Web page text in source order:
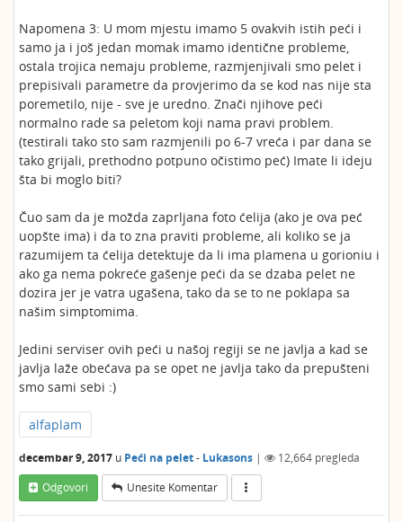
Napomena 3: U mom mjestu imamo 5 ovakvih istih peći i
samo ja i još jedan momak imamo identične probleme,
ostala trojica nemaju probleme, razmjenjivali smo pelet i
prepisivali parametre da provjerimo da se kod nas nije sta
poremetilo, nije - sve je uredno. Znači njihove peći
normalno rade sa peletom koji nama pravi problem.
(testirali tako sto sam razmjenili po 6-7 vreća i par dana se
tako grijali, prethodno potpuno očistimo peć) Imate li ideju
šta bi moglo biti?
Čuo sam da je možda zaprljana foto ćelija (ako je ova peć
uopšte ima) i da to zna praviti probleme, ali koliko se ja
razumijem ta ćelija detektuje da li ima plamena u gorioniu i
ako ga nema pokreće gašenje peći da se dzaba pelet ne
dozira jer je vatra ugašena, tako da se to ne poklapa sa
našim simptomima.
Jedini serviser ovih peći u našoj regiji se ne javlja a kad se
javlja laže obećava pa se opet ne javlja tako da prepušteni
smo sami sebi :)
alfaplam
decembar 9, 2017 u Peći na pelet- Lukasons | 12,664 pregleda
Odgovori
Unesite Komentar